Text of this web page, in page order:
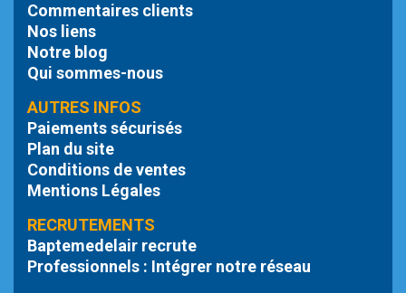
Commentaires clients
Nos liens
Notre blog
Qui sommes-nous
AUTRES INFOS
Paiements sécurisés
Plan du site
Conditions de ventes
Mentions Légales
RECRUTEMENTS
Baptemedelair recrute
Professionnels : Intégrer notre réseau